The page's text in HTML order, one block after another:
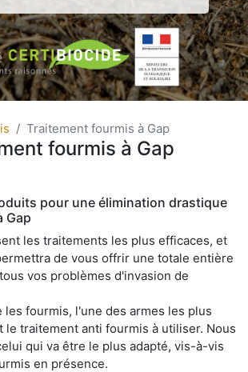
Traitement fourmis à Gap
fourmis à Gap
pour une élimination drastique
Gap
les traitements les plus efficaces, et
de vous offrir une totale entière
vos problèmes d'invasion de
fourmis, l'une des armes les plus
le traitement anti fourmis à utiliser. Nous
qui va être le plus adapté, vis-à-vis
en présence.